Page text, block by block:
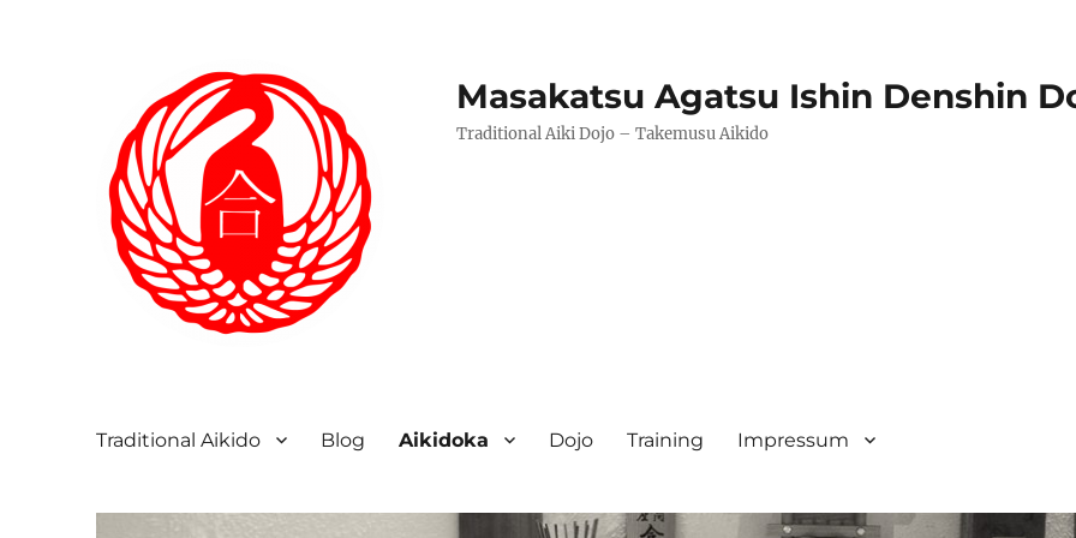
Masakatsu Agatsu Ishin Denshin
Traditional Aiki Dojo – Takemusu Aikido
Traditional Aikido Blog Aikidoka Dojo Training Impressum